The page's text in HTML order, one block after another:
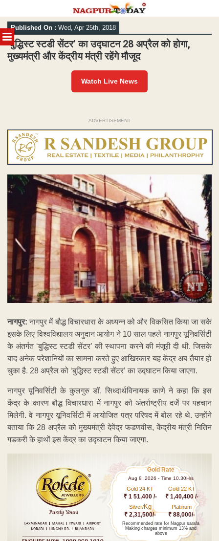
MENU
Skip
to
content
Published On : Wed, Apr 25th, 2018
‘बुद्धिस्ट स्टडी सेंटर’ का उद्घाटन 28 अप्रैल को होगा,
मुख्यमंत्री और केंद्रीय मंत्री रहेंगे मौजूद
Watch Live News
ADVERTISEMENT
नागपुर: नागपुर में बौद्ध विचारधारा के अध्यन्न को और विकसित किया जा सके
इसके लिए विश्वविद्यालय अनुदान आयोग ने 10 साल पहले नागपुर यूनिवर्सिटी
के अंतर्गत ‘बुद्धिस्ट स्टडी सेंटर’ की स्थापना करने की मंजूरी दी थी. जिसके
बाद अनेक परेशानियों का सामना करते हुए आखिरकार यह केंद्र अब तैयार हो
चुका है. 28 अप्रैल को ‘बुद्धिस्ट स्टडी सेंटर’ का उद्घाटन किया जाएगा.
नागपुर यूनिवर्सिटी के कुलगुरु डॉ. सिध्दार्थविनायक काणे ने कहा कि इस
केंद्र के कारण बौद्ध विचारधारा में नागपुर को अंतर्राष्ट्रीय दर्जे पर पहचान
मिलेगी. वे नागपुर यूनिवर्सिटी में आयोजित पत्र परिषद में बोल रहे थे. उन्होंने
बताया कि 28 अप्रैल को मुख्यमंत्री देवेंद्र फडणवीस, केंद्रीय मंत्री नितिन
गडकरी के हाथों इस केंद्र का उद्घाटन किया जाएगा.
Gold Rate
Aug 8 ,2026 - Time 10.30Hrs
Gold 24 KT
₹ 1 51,400 /-
Gold 22 KT
₹ 1,40,400 /-
Silver/Kg
₹ 2,31,500/-
Platinum
₹ 88,000/-
Recommended rate for Nagpur sarafa
Making charges minimum 13% and
above